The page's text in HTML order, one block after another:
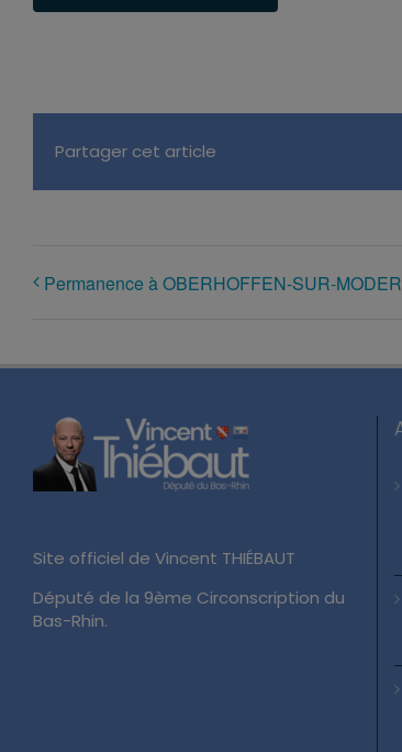
Partager cet article
Permanence à OBERHOFFEN-SUR-MODER
Site officiel de Vincent THIÉBAUT
Député de la 9ème Circonscription du
Bas-Rhin.